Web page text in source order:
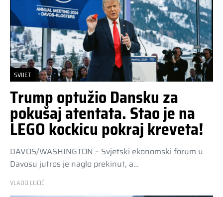
SVIJET
Trump optužio Dansku za
pokušaj atentata. Stao je na
LEGO kockicu pokraj kreveta!
DAVOS/WASHINGTON – Svjetski ekonomski forum u
Davosu jutros je naglo prekinut, a…
VLADO LUCIĆ